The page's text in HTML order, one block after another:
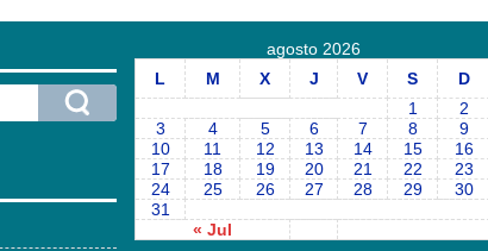
agosto 2026
L
M X J V S D
« Jul
1
2
3
4 5 6 7 8
9
10
11 12 13 14 15
16
17
18 19 20 21 22
23
24
25 26 27 28 29
30
31